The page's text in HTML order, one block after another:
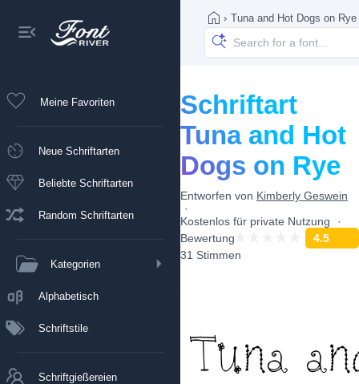
Meine Favoriten
Neue Schriftarten
Beliebte Schriftarten
Random Schriftarten
Kategorien
Alphabetisch
Schriftstile
Schriftgießereien
› Tuna and Hot Dogs on Rye
Schriftart
Tuna and Hot
Dogs on Rye
Entworfen von Kimberly Geswein
Kostenlos für private Nutzung
Bewertung
4.5
31 Stimmen